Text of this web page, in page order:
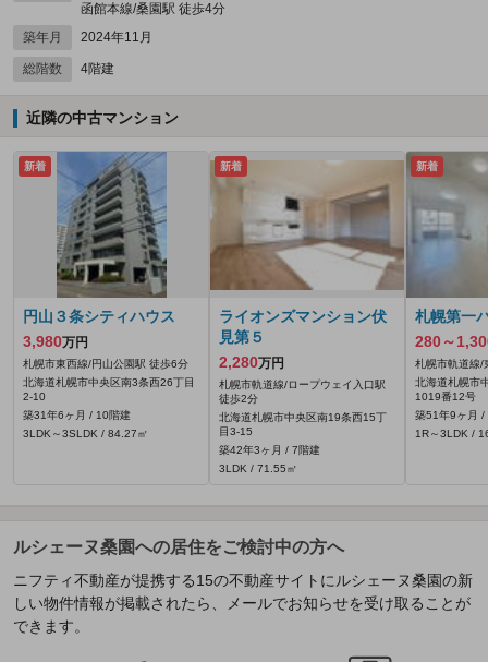
函館本線/桑園駅 徒歩4分
築年月
2024年11月
総階数 4階建
近隣の中古マンション
新着
円山３条シティハウス
3,980万円
札幌市東西線/円山公園駅 徒歩6分
北海道札幌市中央区南3条西26丁目
2-10
築31年6ヶ月 / 10階建
3LDK～3SLDK / 84.27㎡
新着
ライオンズマンション伏
見第５
2,280万円
札幌市軌道線/ロープウェイ入口駅
徒歩2分
北海道札幌市中央区南19条西15丁
目3-15
築42年3ヶ月 / 7階建
3LDK / 71.55㎡
新着
札幌第一
280～
札幌市軌道線/
北海道札幌市
1019番12号
築51年9ヶ月 /
1R～3LDK /
ルシェーヌ桑園への居住をご検討中の方へ
ニフティ不動産が提携する15の不動産サイトにルシェーヌ桑園の新
しい物件情報が掲載されたら、メールでお知らせを受け取ることが
できます。